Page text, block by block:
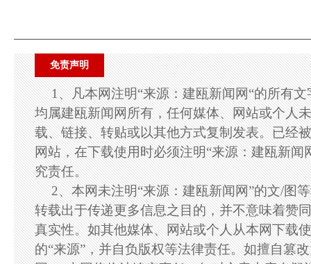
免责声明
1、凡本网注明“来源：建瓯新闻网“的所有
均属建瓯新闻网所有，任何媒体、网站或个人
载、链接、转贴或以其他方式复制发表。已经
网站，在下载使用时必须注明“来源：建瓯新闻
究责任。
2、本网未注明“来源：建瓯新闻网”的文/图
转载出于传递更多信息之目的，并不意味着赞
真实性。如其他媒体、网站或个人从本网下载
的“来源”，并自负版权等法律责任。如擅自篡